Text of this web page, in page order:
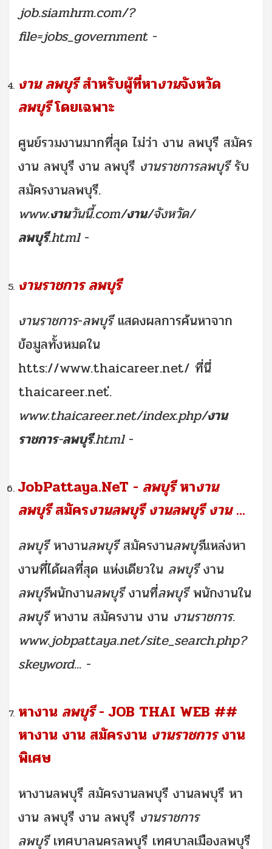
job.siamhrm.com/?
file=jobs_government-
งาน ลพบุรีสำหรับผู้ที่หางานจังหวัด
ลพบุรีโดยเฉพาะ
ศูนย์รวมงานมากที่สุด ไม่ว่า งาน ลพบุรี สมัคร
งาน ลพบุรี งาน ลพบุรี งานราชการลพบุรีรับ
สมัครงานลพบุรี.
www.งานวันนี้.com/งาน/จังหวัด/
ลพบุรี.html-
งานราชการ ลพบุรี
งานราชการ-ลพบุรีแสดงผลการค้นหาจาก
ข้อมูลทั้งหมดใน
htts://www.thaicareer.net/ ที่นี่
thaicareer.net่.
www.thaicareer.net/index.php/งาน
ราชการ-ลพบุรี.html-
JobPattaya.NeT - ลพบุรีหางาน
ลพบุรีสมัครงานลพบุรี งานลพบุรี งาน ...
ลพบุรีหางานลพบุรีสมัครงานลพบุรีแหล่งหา
งานที่ได้ผลที่สุด แห่งเดียวใน ลพบุรีงาน
ลพบุรีพนักงานลพบุรีงานที่ลพบุรีพนักงานใน
ลพบุรีหางาน สมัครงาน งาน งานราชการ.
www.jobpattaya.net/site_search.php?
skeyword... -
หางาน ลพบุรี- JOB THAI WEB ##
หางาน งาน สมัครงาน งานราชการงาน
พิเศษ
หางานลพบุรี สมัครงานลพบุรี งานลพบุรี หา
งาน ลพบุรี งาน ลพบุรี งานราชการ
ลพบุรีเทศบาลนครลพบุรี เทศบาลเมืองลพบุรี